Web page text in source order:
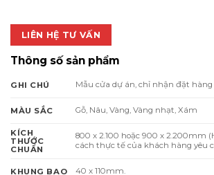
LIÊN HỆ TƯ VẤN
Thông số sản phẩm
GHI CHÚ Mẫu cửa dự án, chỉ nhận đặt hàng
MÀU SẮC Gỗ, Nâu, Vàng, Vàng nhạt, Xám
KÍCH
THƯỚC
CHUẨN
800 x 2.100 hoặc 900 x 2.200mm
cách thực tế của khách hàng yêu
KHUNG BAO 40 x 110mm.